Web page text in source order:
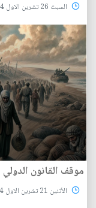
السبت 26 تشرين الاول 2024
موقف القانون
الأثنين 21 تشرين الاول 2024